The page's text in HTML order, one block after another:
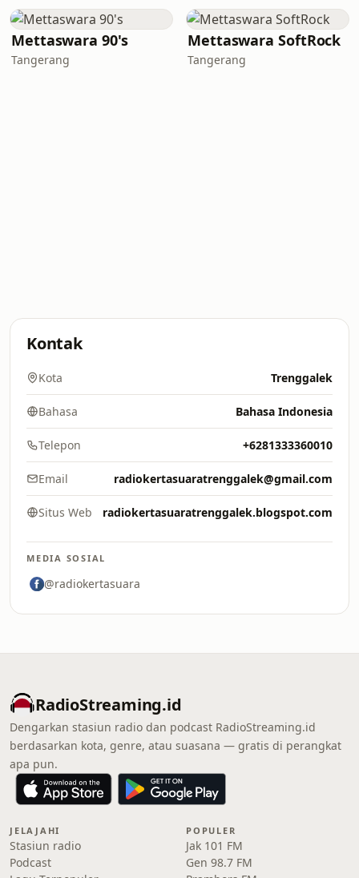
Mettaswara 90's
Tangerang
Mettaswara SoftRock
Tangerang
Kontak
Kota Trenggalek
Bahasa Bahasa Indonesia
Telepon +6281333360010
Email radiokertasuaratrenggalek@gmail.com
Situs Web radiokertasuaratrenggalek.blogspot.com
MEDIA SOSIAL
@radiokertasuara
RadioStreaming.id
Dengarkan stasiun radio dan podcast RadioStreaming.id
berdasarkan kota, genre, atau suasana — gratis di perangkat
apa pun.
JELAJAHI
Stasiun radio
Podcast
POPULER
Jak 101 FM
Gen 98.7 FM